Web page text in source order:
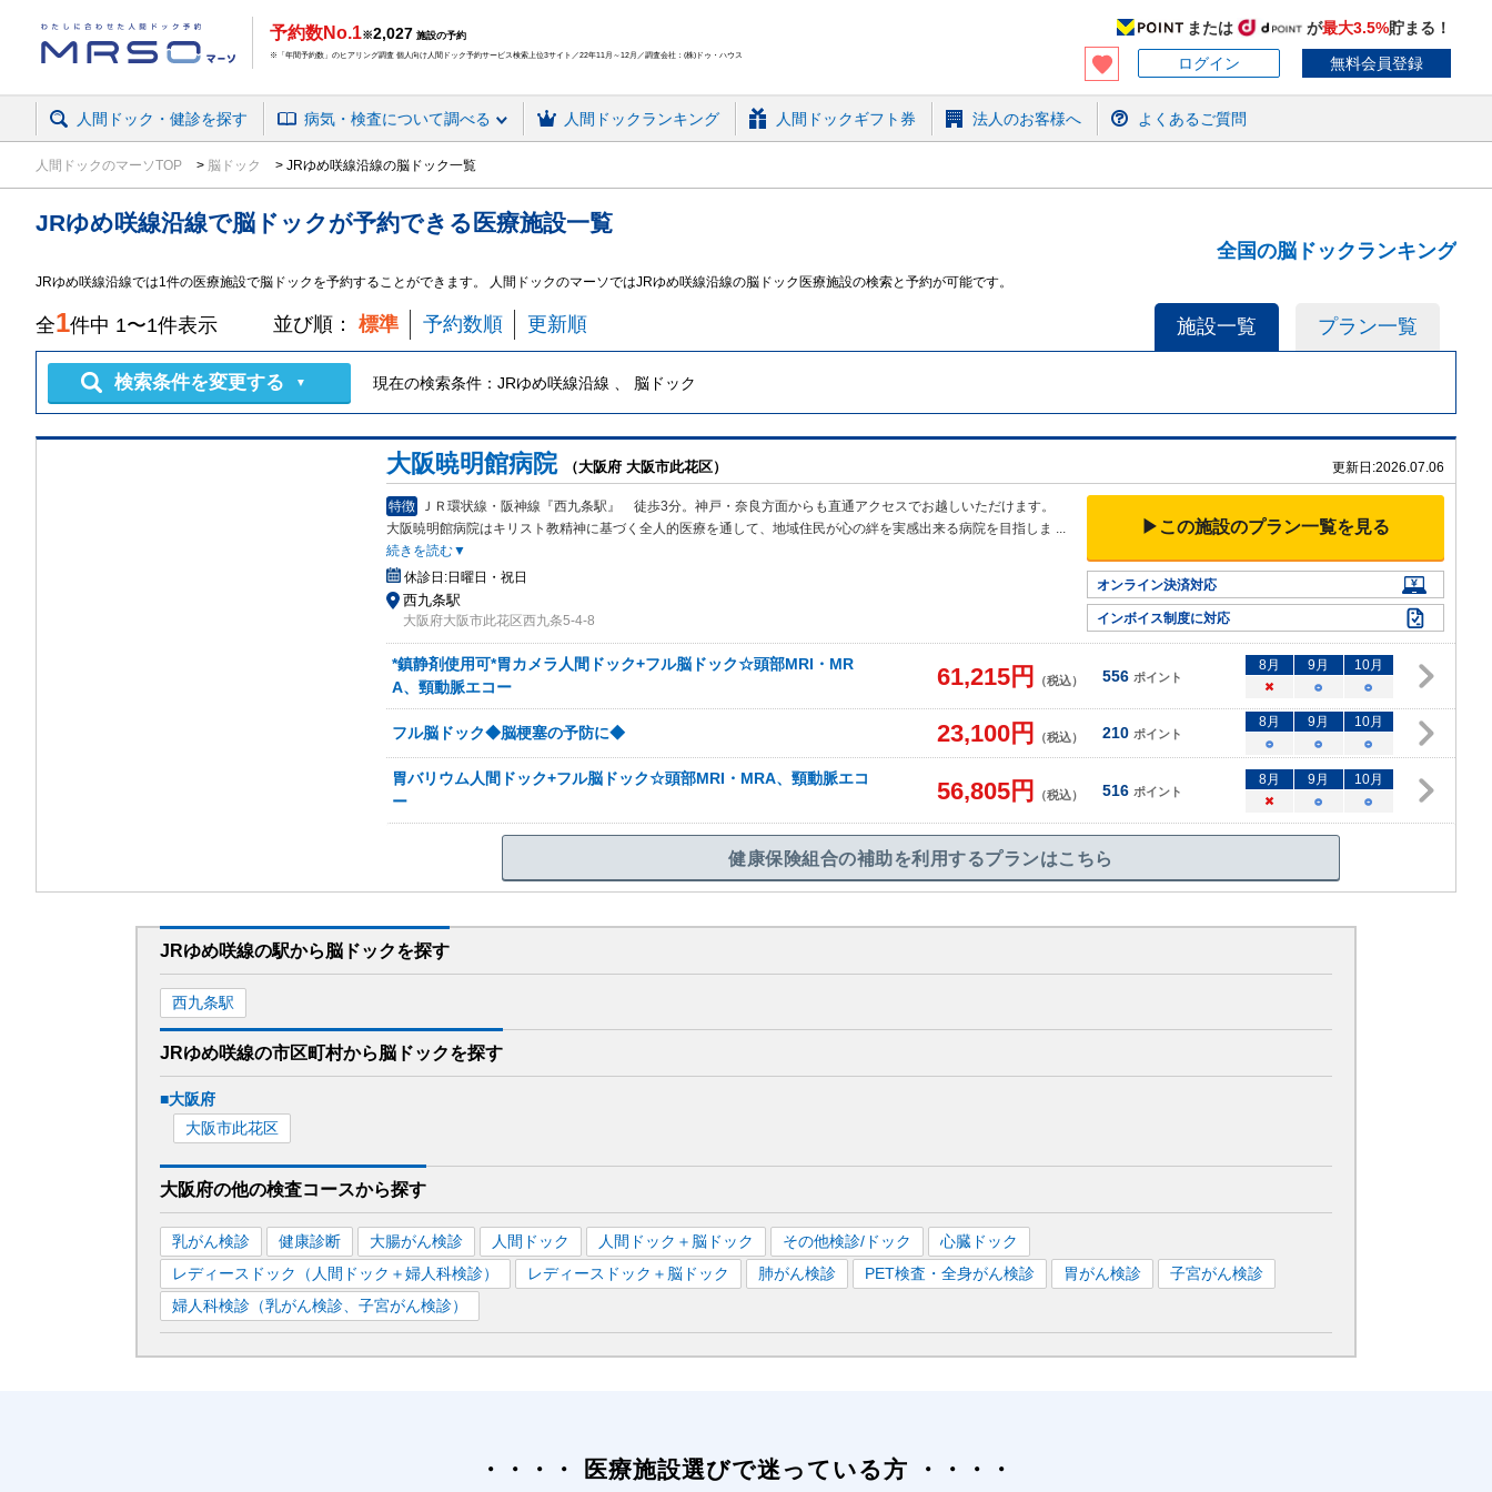
予約数No.1※2,027 施設の予約
※「年間予約数」のヒアリング調査 個人向け人間ドック予約サービス検索上位3サイト／22年11月～12月／調査会社：(株)ドゥ・ハウス
または が最大3.5%貯まる！
ログイン
無料会員登録
人間ドック・健診を探す 病気・検査について調べる 人間ドックランキング 人間ドックギフト券 法人のお客様へ よくあるご質問
人間ドックのマーソTOP 脳ドック JRゆめ咲線沿線の脳ドック一覧
JRゆめ咲線沿線で脳ドックが予約できる 医療施設一覧
全国の脳ドックランキング
JRゆめ咲線沿線では1件の医療施設で脳ドックを予約することができます。 人間ドックのマーソではJRゆめ咲線沿線の脳ドック医療施設の検索と予約が可能です。
施設一覧 プラン一覧
全1件中 1〜1件表示 並び順： 標準 予約数順 更新順
検索条件を変更する ▼ 現在の検索条件： JRゆめ咲線沿線 、 脳ドック
大阪暁明館病院 （大阪府 大阪市此花区） 更新日:2026.07.06
特徴
ＪＲ環状線・阪神線『西九条駅』 徒歩3分。神戸・奈良方面からも直通アクセスでお越しいただけます。
大阪暁明館病院はキリスト教精神に基づく全人的医療を通して、地域住民が心の絆を実感出来る病院を目指しま ...
続きを読む▼
休診日:日曜日・祝日
西九条駅
大阪府大阪市此花区西九条5-4-8
▶この施設のプラン一覧を見る
オンライン決済対応
インボイス制度に対応
*鎮静剤使用可*胃カメラ人間ドック+フル脳ドック☆頭部MRI・MR
A、頸動脈エコー
61,215円 （税込） 556 ポイント
8月 9月 10月
×
○ ○
フル脳ドック◆脳梗塞の予防に◆ 23,100円 （税込） 210 ポイント
8月 9月 10月
○
○ ○
胃バリウム人間ドック+フル脳ドック☆頭部MRI・MRA、頸動脈エコ
ー
56,805円 （税込） 516 ポイント
8月 9月 10月
×
○ ○
健康保険組合の補助を利用するプランはこちら
JRゆめ咲線の駅から脳ドックを探す
西九条駅
JRゆめ咲線の市区町村から脳ドックを探す
■大阪府
大阪市此花区
大阪府の他の検査コースから探す
乳がん検診 健康診断 大腸がん検診 人間ドック 人間ドック＋脳ドック その他検診/ドック
心臓ドック
レディースドック（人間ドック＋婦人科検診）
レディースドック＋脳ドック 肺がん検診 PET検査・全身がん検診 胃がん検診
子宮がん検診
婦人科検診（乳がん検診、子宮がん検診）
医療施設選びで迷っている方